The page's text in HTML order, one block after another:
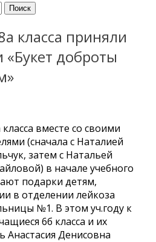
класса приняли
«Букет доброты
вместе со своими
(сначала с Наталией
затем с Натальей
в начале учебного
подарки детям,
в отделении лейкоза
№1. В этом уч.году к
6б класса и их
Анастасия Денисовна